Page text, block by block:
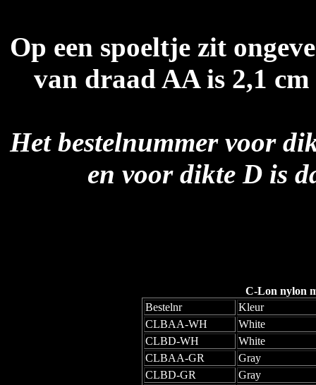
Op een spoeltje zit
van draad AA is 2,1
Het bestelnummer voor
en voor dikte D is
C-Lon nylon
Bestelnr
Kleur
CLBAA-WH
White
CLBD-WH
White
CLBAA-GR
Gray
CLBD-GR
Gray